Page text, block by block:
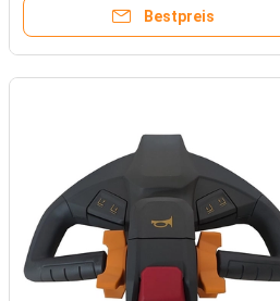
Bestpreis